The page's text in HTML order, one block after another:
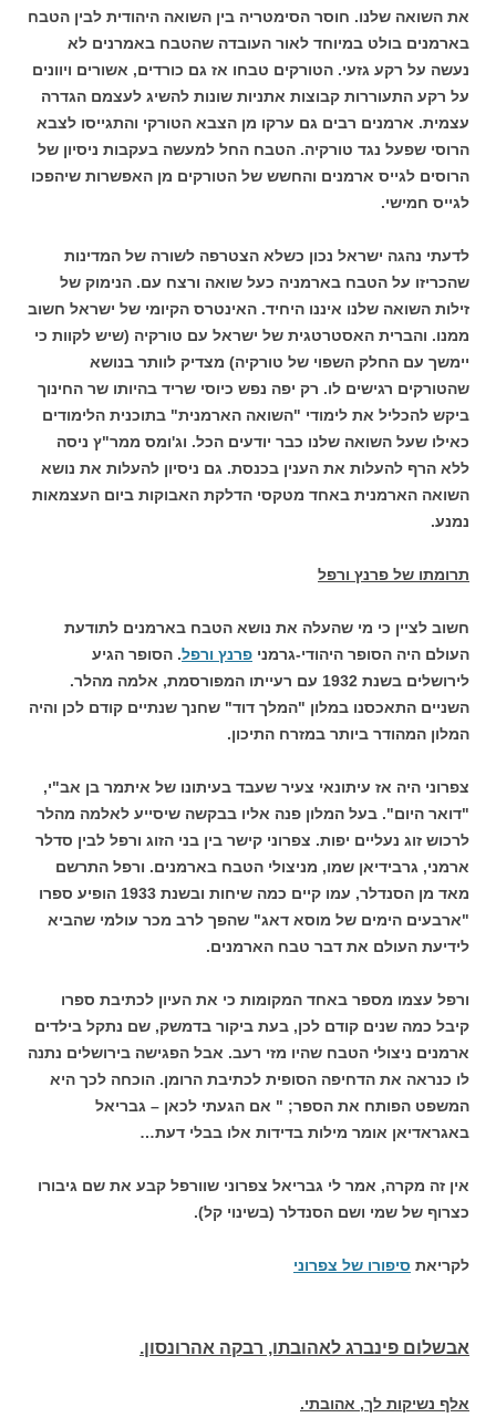
את השואה שלנו. חוסר הסימטריה בין השואה היהודית לבין הטבח
בארמנים בולט במיוחד לאור העובדה שהטבח באמרנים לא
נעשה על רקע גזעי. הטורקים טבחו אז גם כורדים, אשורים ויוונים
על רקע התעוררות קבוצות אתניות שונות להשיג לעצמם הגדרה
עצמית. ארמנים רבים גם ערקו מן הצבא הטורקי והתגייסו לצבא
הרוסי שפעל נגד טורקיה. הטבח החל למעשה בעקבות ניסיון של
הרוסים לגייס ארמנים והחשש של הטורקים מן האפשרות שיהפכו
לגייס חמישי.
לדעתי נהגה ישראל נכון כשלא הצטרפה לשורה של המדינות
שהכריזו על הטבח בארמניה כעל שואה ורצח עם. הנימוק של
זילות השואה שלנו איננו היחיד. האינטרס הקיומי של ישראל חשוב
ממנו. והברית האסטרטגית של ישראל עם טורקיה (שיש לקוות כי
יימשך עם החלק השפוי של טורקיה) מצדיק לוותר בנושא
שהטורקים רגישים לו. רק יפה נפש כיוסי שריד בהיותו שר החינוך
ביקש להכליל את לימודי "השואה הארמנית" בתוכנית הלימודים
כאילו שעל השואה שלנו כבר יודעים הכל. וג'ומס ממר"ץ ניסה
ללא הרף להעלות את הענין בכנסת. גם ניסיון להעלות את נושא
השואה הארמנית באחד מטקסי הדלקת האבוקות ביום העצמאות
נמנע.
תרומתו של פרנץ ורפל
חשוב לציין כי מי שהעלה את נושא הטבח בארמנים לתודעת
העולם היה הסופר היהודי-גרמני פרנץ ורפל. הסופר הגיע
לירושלים בשנת 1932 עם רעייתו המפורסמת, אלמה מהלר.
השניים התאכסנו במלון "המלך דוד" שחנך שנתיים קודם לכן והיה
המלון המהודר ביותר במזרח התיכון.
צפרוני היה אז עיתונאי צעיר שעבד בעיתונו של איתמר בן אב"י,
"דואר היום". בעל המלון פנה אליו בבקשה שיסייע לאלמה מהלר
לרכוש זוג נעליים יפות. צפרוני קישר בין בני הזוג ורפל לבין סדלר
ארמני, גרבידיאן שמו, מניצולי הטבח בארמנים. ורפל התרשם
מאד מן הסנדלר, עמו קיים כמה שיחות ובשנת 1933 הופיע ספרו
"ארבעים הימים של מוסא דאג" שהפך לרב מכר עולמי שהביא
לידיעת העולם את דבר טבח הארמנים.
ורפל עצמו מספר באחד המקומות כי את העיון לכתיבת ספרו
קיבל כמה שנים קודם לכן, בעת ביקור בדמשק, שם נתקל בילדים
ארמנים ניצולי הטבח שהיו מזי רעב. אבל הפגישה בירושלים נתנה
לו כנראה את הדחיפה הסופית לכתיבת הרומן. הוכחה לכך היא
המשפט הפותח את הספר; " אם הגעתי לכאן – גבריאל
באגראדיאן אומר מילות בדידות אלו בבלי דעת…
אין זה מקרה, אמר לי גבריאל צפרוני שוורפל קבע את שם גיבורו
כצרוף של שמי ושם הסנדלר (בשינוי קל).
לקריאת סיפורו של צפרוני
אבשלום פינברג לאהובתו, רבקה אהרונסון.
אלף נשיקות לך, אהובתי.